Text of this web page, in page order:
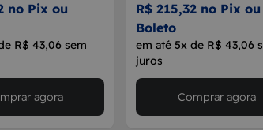
no Pix ou
R$ 43,06 sem
agora
R$ 215,32 no Pix ou
Boleto
em até 5x de R$ 43,06
juros
Comprar agora